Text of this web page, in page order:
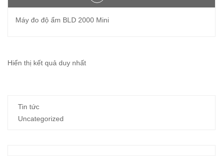
Máy đo độ ẩm BLD 2000 Mini
Hiển thị kết quả duy nhất
Tin tức
Uncategorized